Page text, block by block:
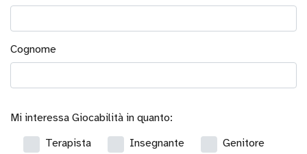
ordinazione
Gift card
Cognome
Mi interessa Giocabilità in quanto:
Terapista Insegnante Genitore